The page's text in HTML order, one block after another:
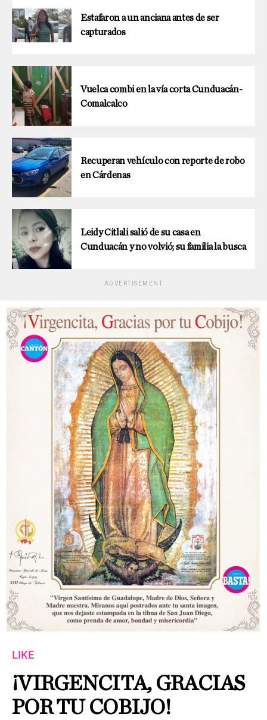
Estafaron a un anciana antes de ser
capturados
Vuelca combi en la vía corta Cunduacán-
Comalcalco
Recuperan vehículo con reporte de robo
en Cárdenas
Leidy Citlali salió de su casa en
Cunduacán y no volvió; su familia la busca
ADVERTISEMENT
LIKE
¡VIRGENCITA, GRACIAS
POR TU COBIJO!